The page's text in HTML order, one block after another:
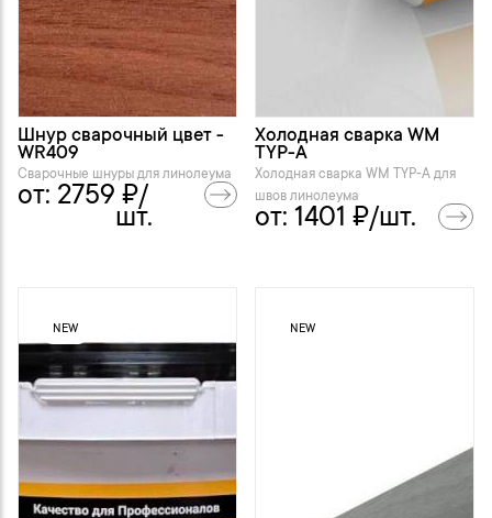
Шнур сварочный цвет -
WR409
Сварочные шнуры для линолеума
от: 2759 ₽/
шт.
Холодная сварка WM
TYP-A
Холодная сварка WM TYP-A для
швов линолеума
от: 1401 ₽/шт.
NEW NEW